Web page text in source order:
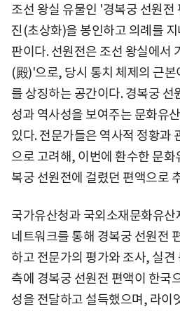
조선 왕실 유물인 '경복궁 선원전
진(초상화)을 봉인하고 의례를
판이다. 선원전은 조선 왕실에서
(殿)'으로, 당시 통치 체제의 근
를 상징하는 공간이다. 경복궁 선
성과 역사성을 보여주는 문화유
있다. 전문가들은 역사적 정황과
으로 고려해, 이번에 환수한 문
복궁 선원전에 걸렸던 편액으로
국가유산청과 국외소재문화유산
네트워크를 통해 경복궁 선원전
하고 전문가의 평가와 조사, 실견
측에 경복궁 선원전 편액이 한국
성을 전달하고 설득했으며, 라이